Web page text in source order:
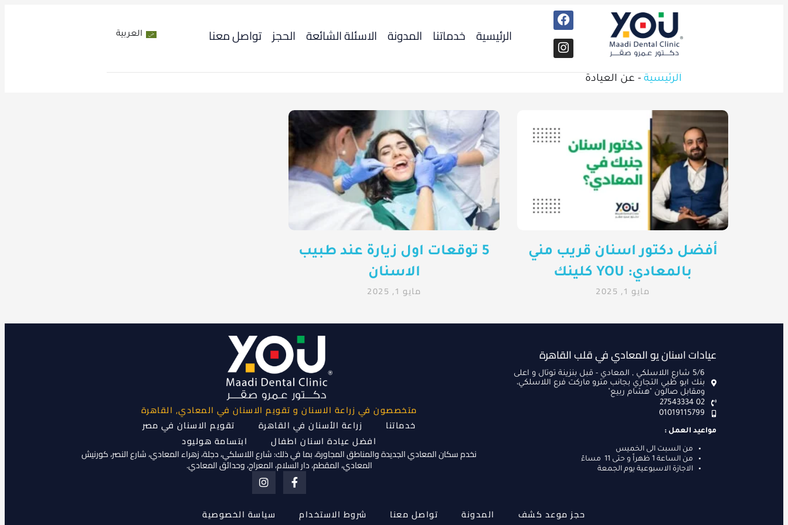
الرئيسية خدماتنا المدونة الاسئلة الشائعة الحجز تواصل معنا العربية
الرئيسية - عن العيادة
أفضل دكتور اسنان قريب مني
بالمعادي: YOU كلينك
مايو 1, 2025
5 توقعات اول زيارة عند طبيب
الاسنان
مايو 1, 2025
عيادات اسنان يو المعادي في قلب القاهرة
5/6 شارع اللاسلكي , المعادي - قبل بنزينة توتال و اعلى
بنك ابو ظبي التجاري بجانب مترو ماركت فرع اللاسلكي،
ومقابل صالون "هشام ربيع"
02 27543334
01019115799
مواعيد العمل :
من السبت الى الخميس
من الساعة 1 ظهراً و حتى 11 مساءً
الاجازة الاسبوعية يوم الجمعة
متخصصون في زراعة الاسنان و تقويم الاسنان في المعادي, القاهرة
خدماتنا
زراعة الأسنان في القاهرة
تقويم الاسنان في مصر
افضل عيادة اسنان اطفال
ابتسامة هوليود
نخدم سكان المعادي الجديدة والمناطق المجاورة، بما في ذلك: شارع اللاسلكي، دجلة، زهراء المعادي، شارع النصر، كورنيش
المعادي، المقطم، دار السلام، المعراج، وحدائق المعادي.
حجز موعد كشف المدونة تواصل معنا شروط الاستخدام سياسة الخصوصية